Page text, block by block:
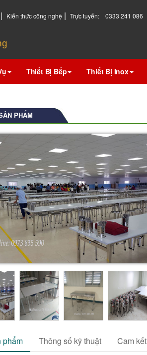
| Kiến thức công nghệ | Trực tuyến: 0333 241 086
Thiết Bị Bếp Thiết Bị Inox
PHẨM
phẩm Thông số kỹ thuật Cam kết